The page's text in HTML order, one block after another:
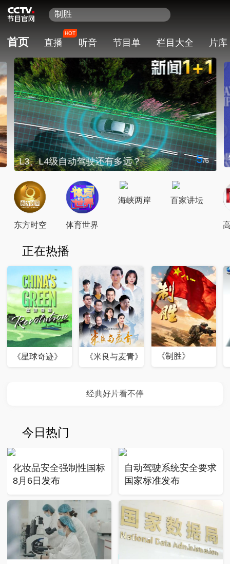
熊出没
今日说法
百家讲坛
天网
新闻联播
制胜
首页 直播
HOT
听音 节目单 栏目大全 片库
5/6 特朗普：伊朗反悔将遭猛击！ 6 /6
东方时空 体育世界
海峡两岸 百家讲坛
正在热播
《星球奇迹》 《米良与麦青》 《制胜》
今日热门
化妆品安全强制性国标
8月6日发布
自动驾驶系统安全要求
国家标准发布